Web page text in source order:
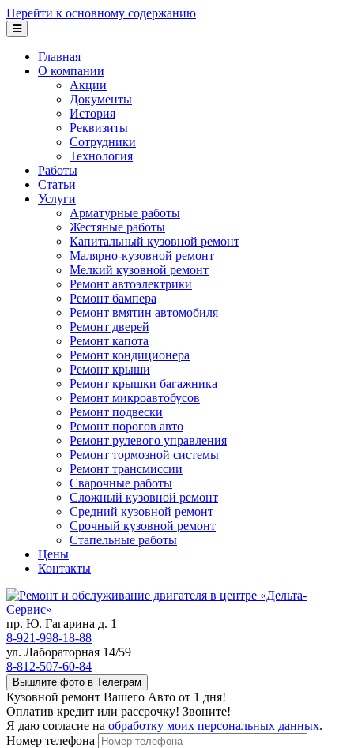
Перейти к основному содержанию
Главная
О компании
Акции
Документы
История
Реквизиты
Сотрудники
Технология
Работы
Статьи
Услуги
Арматурные работы
Жестяные работы
Капитальный кузовной ремонт
Малярно-кузовной ремонт
Мелкий кузовной ремонт
Ремонт автоэлектрики
Ремонт бампера
Ремонт вмятин автомобиля
Ремонт дверей
Ремонт капота
Ремонт кондиционера
Ремонт крыши
Ремонт крышки багажника
Ремонт микроавтобусов
Ремонт подвески
Ремонт порогов авто
Ремонт рулевого управления
Ремонт тормозной системы
Ремонт трансмиссии
Сварочные работы
Сложный кузовной ремонт
Средний кузовной ремонт
Срочный кузовной ремонт
Стапельные работы
Цены
Контакты
пр. Ю. Гагарина д. 1
8-921-998-18-88
ул. Лабораторная 14/59
8-812-507-60-84
Вышлите фото в Телеграм
Кузовной ремонт Вашего Авто от 1 дня!
Оплатив кредит или рассрочку! Звоните!
Я даю согласие на обработку моих персональных данных.
Номер телефона